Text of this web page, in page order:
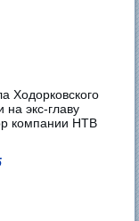
Ходорковского
экс-главу
компании НТВ